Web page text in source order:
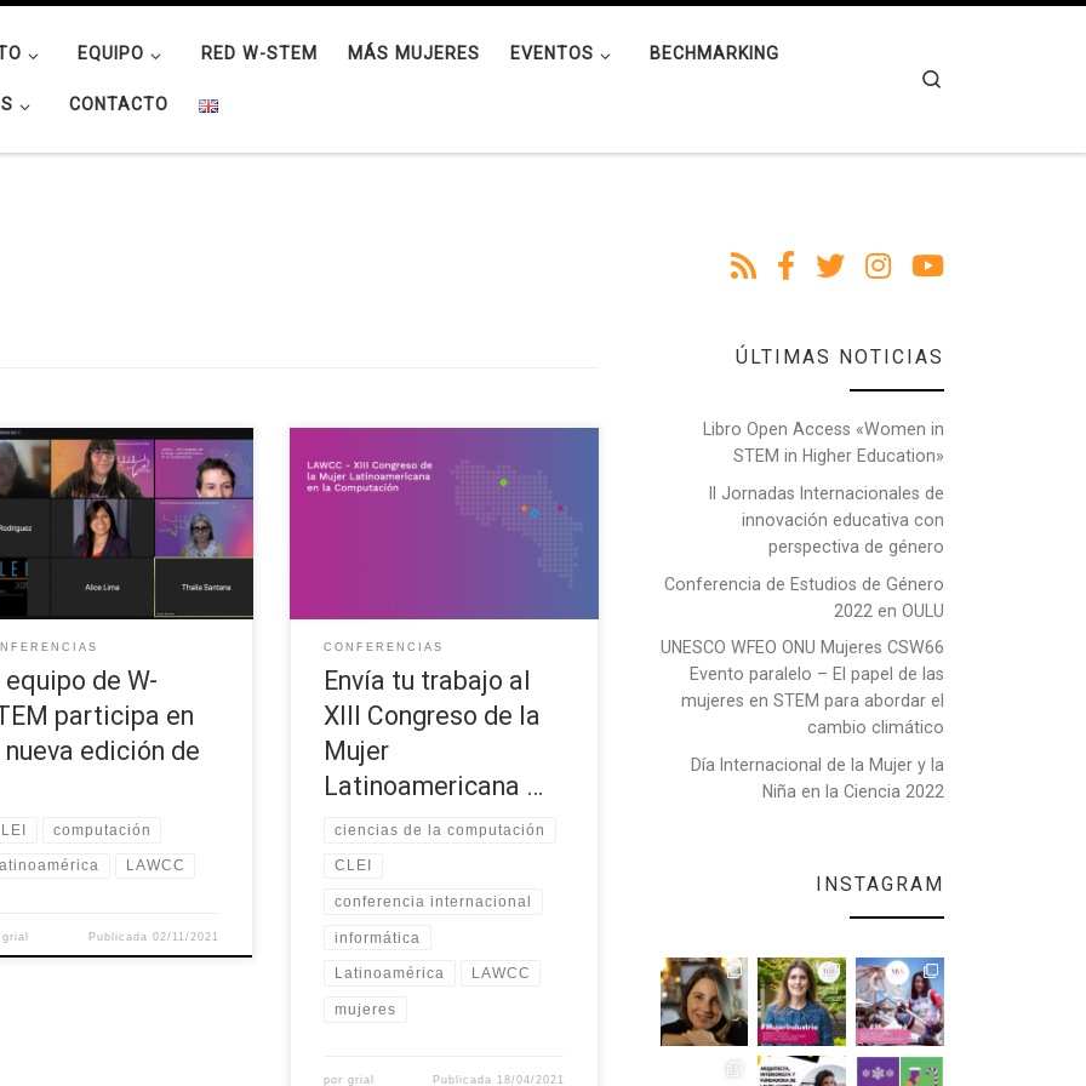
EQUIPO RED W-STEM MÁS MUJERES EVENTOS BECHMARKING
CONTACTO
LAWCC se celebró en el marco
CLEI (Conferencia
de Informática) el
octubre de 2021 en formato
El objetivo principal de esta
es destacar la
el interés y los logros
La […]
equipo de W-
participa en
nueva edición de
computación
LAWCC
grial Publicada 02/11/2021
El XIII LAWCC (Congreso de la Mujer
Latinoamericana en la Computación)
se realizará como parte de la XLVII
la intención de incentivar la
participación activa […]
CONFERENCIAS
Envía tu trabajo al
XIII Congreso de la
Mujer
Latinoamericana …
ciencias de la computación
CLEI
conferencia internacional
informática
Latinoamérica LAWCC
mujeres
porgrial Publicada 18/04/2021
ÚLTIMAS NOTICIAS
Libro Open Access «Women in
STEM in Higher Education»
II Jornadas Internacionales de
innovación educativa con
perspectiva de género
Conferencia de Estudios de Género
2022 en OULU
UNESCO WFEO ONU Mujeres CSW66
Evento paralelo – El papel de las
mujeres en STEM para abordar el
cambio climático
Día Internacional de la Mujer y la
Niña en la Ciencia 2022
INSTAGRAM